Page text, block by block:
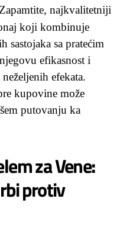
najkvalitetniji
koji kombinuje
sastojaka sa pratećim
efikasnost i
efekata.
kupovine može
putovanju ka
za Vene:
protiv